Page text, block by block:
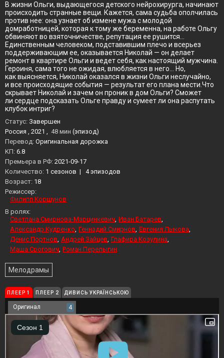
В жизни Ольги, выдающегося детского нейрохирурга, начинают
происходить странные вещи. Кажется, сама судьба ополчилась
против нее: она узнает об измене мужа с молодой
домработницей, которая к тому же беременна, на работе Ольгу
обвиняют во взяточничестве, репутация ее рушится…
Единственным человеком, подставившим плечо и всерьез
поддерживающим ее, оказывается Николай — он делает
ремонт в квартире Ольги и ведет себя, как настоящий мужчина.
Героиня, сама того не ожидая, влюбляется в него… Но,
как выясняется, Николай оказался в жизни Ольги неслучайно,
и все происходящие события — результат его плана мести.Что
скрывает Николай и зачем он проник в дом Ольги? Сможет
ли сердце подсказать Ольге правду и сумеет ли она распутать
клубок интриг?
Статус: Завершен
Россия , 2021 , 48 мин (эпизод)
Перевод: Оригинальная дорожка
KП: 6.8
Премьера в РФ: 2021-09-17
Количество: 1 сезонов | 4 эпизодов
Возраст: 18
Режиссер:
Филипп Коршунов
В ролях:
Светлана Смирнова-Марцинкевич Иван Батарев
Александр Кудренко Геннадий Смирнов Евгения Лыкова
Денис Портнов Андрей Зайцев Глафира Козулина
Маша Срогович Роман Перелыгин
Мелодрамы
ПЛЕЕР 1 ПЛЕЕР 2 ДИВИСЬ УКРАЇНСЬКОЮ
Оригинал 4